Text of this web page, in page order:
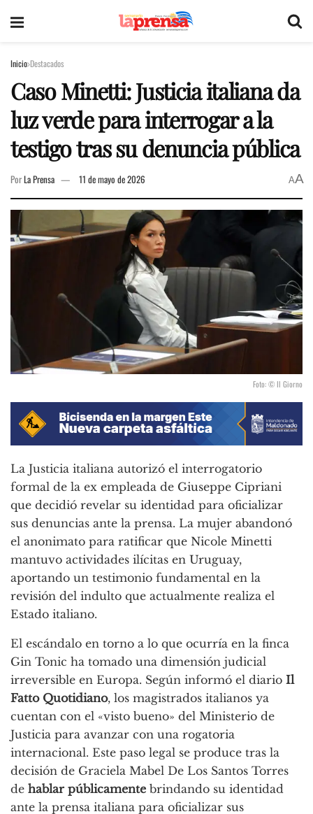
Inicio Destacados
Caso Minetti: Justicia italiana da
luz verde para interrogar a la
testigo tras su denuncia pública
PorLa Prensa 11 de mayo de 2026 AA
Foto: © Il Giorno
La Justicia italiana autorizó el interrogatorio
formal de la ex empleada de Giuseppe Cipriani
que decidió revelar su identidad para oficializar
sus denuncias ante la prensa. La mujer abandonó
el anonimato para ratificar que Nicole Minetti
mantuvo actividades ilícitas en Uruguay,
aportando un testimonio fundamental en la
revisión del indulto que actualmente realiza el
Estado italiano.
El escándalo en torno a lo que ocurría en la finca
Gin Tonic ha tomado una dimensión judicial
irreversible en Europa. Según informó el diario Il
Fatto Quotidiano, los magistrados italianos ya
cuentan con el «visto bueno» del Ministerio de
Justicia para avanzar con una rogatoria
internacional. Este paso legal se produce tras la
decisión de Graciela Mabel De Los Santos Torres
de hablar públicamente brindando su identidad
ante la prensa italiana para oficializar sus